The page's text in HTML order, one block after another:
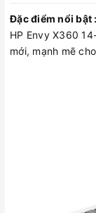
Đặc điểm nổi bật :
HP Envy X360
mới, mạnh mẽ